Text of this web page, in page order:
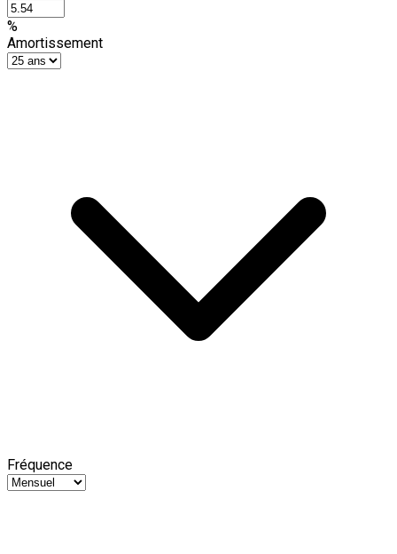
%
Amortissement
Fréquence